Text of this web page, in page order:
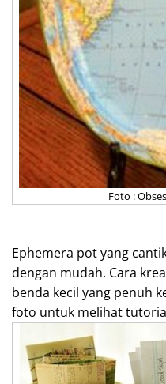
Foto :
Ephemera pot yang
dengan mudah. Cara
benda kecil yang penuh
foto untuk melihat